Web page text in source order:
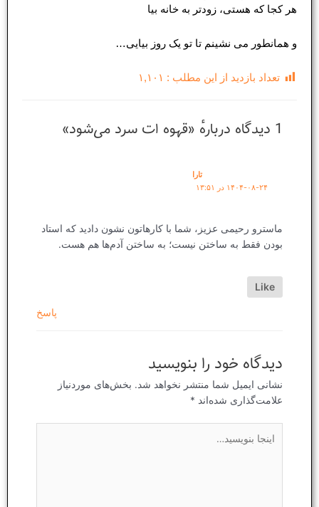
هر کجا که هستی، زودتر به خانه بیا
و همانطور می نشینم‌ تا تو یک روز بیایی…
تعداد بازدید از این مطلب : ۱,۱۰۱
1 دیدگاه دربارهٔ «قهوه ات سرد می‌‌شود»
تارا
۱۴۰۴-۰۸-۲۴ در ۱۳:۵۱
ماسترو رحیمی عزیز، شما با کارهاتون نشون دادید که استاد
بودن فقط به ساختن نیست؛ به ساختن آدم‌ها هم هست.
Like
پاسخ
دیدگاه‌ خود را بنویسید
نشانی ایمیل شما منتشر نخواهد شد. بخش‌های موردنیاز
علامت‌گذاری شده‌اند *
بنویسید…